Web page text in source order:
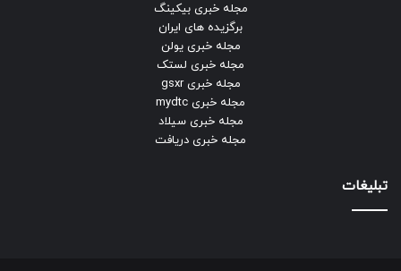
مجله خبری بیکینگ
برگزیده های ایران
مجله خبری یولن
مجله خبری لستک
مجله خبری gsxr
مجله خبری mydtc
مجله خبری سیلاد
مجله خبری دریافت
تبلیغات